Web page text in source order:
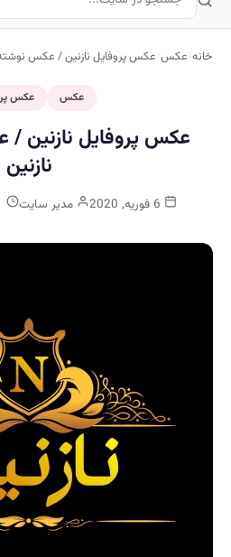
خانه/عکس/عکس پروفایل نازنین / عکس
عکس عکس
عکس پروفایل نازنین
نازنین
مدیر سایت